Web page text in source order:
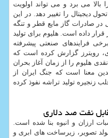
بالا می برد و می تواند اولویت
دیجیتال را تغییر دهد. در این
در صادرات گاز مایع قطر و تنگه
داده است. هلیوم برای تولید
فرایندهای صنعتی پیشرفته
رویترز گزارش کرده است که
هلیوم را از زمان آغاز بحران
معنا است که جنگ ایران از
زنجیره تولید تراشه نفوذ کرده
نفت صد دلاری
ارزان و انبوه بنا شده است.
تصویر، زیرساخت های ابری و